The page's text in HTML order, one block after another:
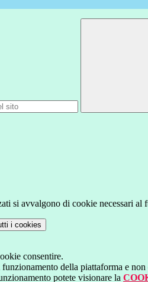
si avvalgono di cookie necessari
i cookies
consentire.
della piattaforma e
potete visionare la